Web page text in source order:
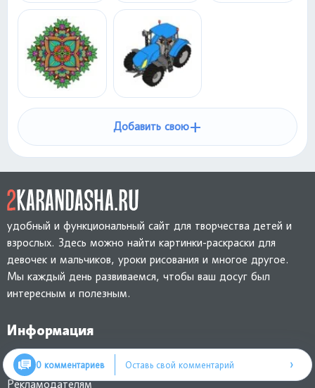
Добавить свою+
0 комментариев Оставь свой комментарий ›
удобный и функциональный сайт для творчества детей и
взрослых. Здесь можно найти картинки-раскраски для
девочек и мальчиков, уроки рисования и многое другое.
Мы каждый день развиваемся, чтобы ваш досуг был
интересным и полезным.
Информация
Обратная связь
Рекламодателям